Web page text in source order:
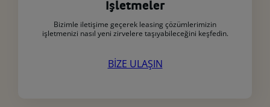
İşletmeler
Bizimle iletişime geçerek leasing çözümlerimizin
işletmenizi nasıl yeni zirvelere taşıyabileceğini keşfedin.
BİZE ULAŞIN